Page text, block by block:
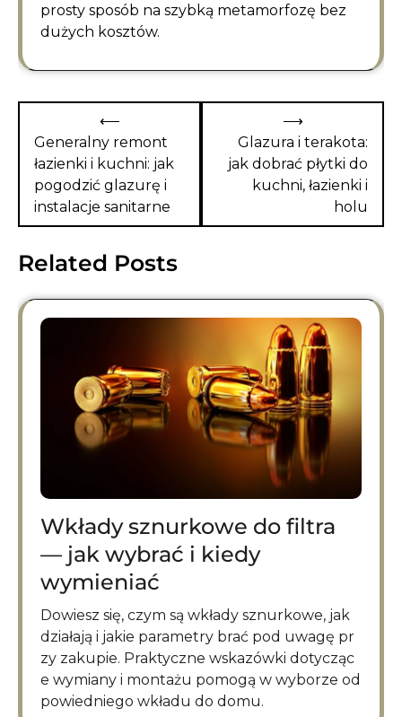
prosty sposób na szybką metamorfozę bez
dużych kosztów.
Nawigacja
wpisu
⟵
Generalny remont
łazienki i kuchni: jak
pogodzić glazurę i
instalacje sanitarne
Glazura i terakota:
jak dobrać płytki do
kuchni, łazienki i
holu
⟶
Related Posts
Wkłady sznurkowe do filtra
— jak wybrać i kiedy
wymieniać
Dowiesz się, czym są wkłady sznurkowe, jak
działają i jakie parametry brać pod uwagę pr
zy zakupie. Praktyczne wskazówki dotycząc
e wymiany i montażu pomogą w wyborze od
powiedniego wkładu do domu.